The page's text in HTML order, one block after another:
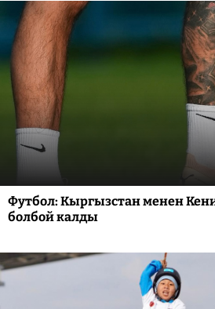
Футбол: Кыргызстан менен
болбой калды